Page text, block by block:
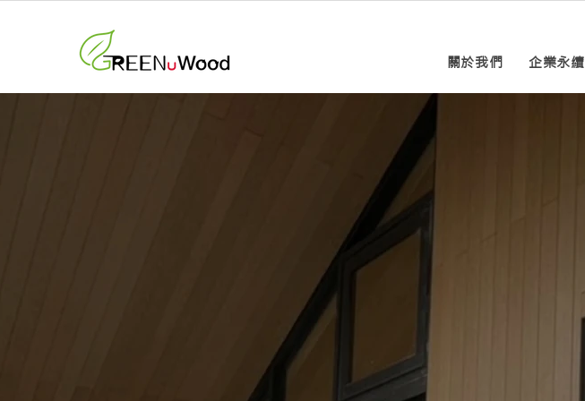
關於我們 企業永續